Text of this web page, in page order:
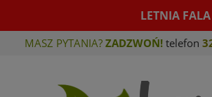
LETNIA
MASZ PYTANIA? ZADZWOŃ! telefon